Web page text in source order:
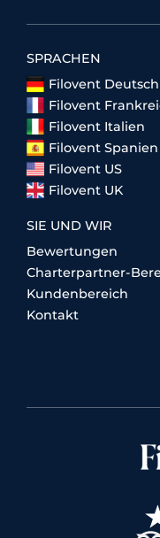
SPRACHEN
Filovent
Filovent
Filovent Italien
Filovent Spanien
Filovent US
Filovent UK
SIE UND WIR
Bewertungen
Charterpartner-
Kundenbereich
Kontakt